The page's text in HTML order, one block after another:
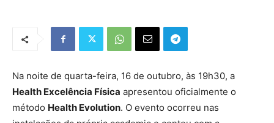
Na noite de quarta-feira, 16 de outubro, às 19h30, a
Health Excelência Física apresentou oficialmente o
método Health Evolution. O evento ocorreu nas